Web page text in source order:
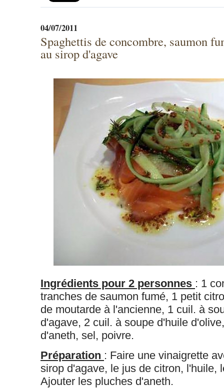
04/07/2011
Spaghettis de concombre, saumon
au sirop d'agave
Ingrédients pour 2 personnes : 1
tranches de saumon fumé, 1 petit
de moutarde à l'ancienne, 1 cuil. à
d'agave, 2 cuil. à soupe d'huile
d'aneth, sel, poivre.
Préparation : Faire une vinaigrette
sirop d'agave, le jus de citron, l'huile,
Ajouter les pluches d'aneth.